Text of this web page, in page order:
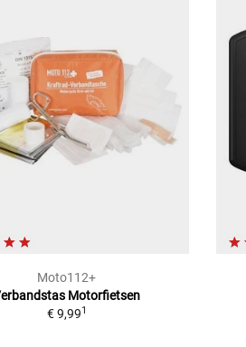
Moto112+
Motorfietsen
€ 9,991